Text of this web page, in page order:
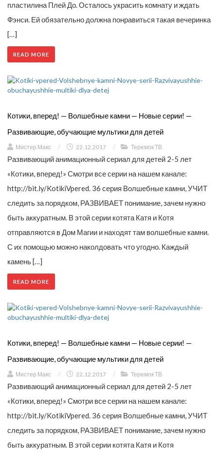
пластилина Плей До. Осталось украсить комнату и ждать
Фэнси. Ей обязательно должна понравиться такая вечеринка
[…]
READ MORE
Котики, вперед! — Волшебные камни — Новые серии! —
Развивающие, обучающие мультики для детей
Мистер Макс / 22.12.2017 / Теремок ТВ
Развивающий анимационный сериал для детей 2-5 лет
«Котики, вперед!» Смотри все серии на нашем канале:
http://bit.ly/KotikiVpered. 36 серия Волшебные камни, УЧИТ
следить за порядком, РАЗВИВАЕТ понимание, зачем нужно
быть аккуратным. В этой серии котята Катя и Котя
отправляются в Дом Магии и находят там волшебные камни.
С их помощью можно наколдовать что угодно. Каждый
камень […]
READ MORE
Котики, вперед! — Волшебные камни — Новые серии! —
Развивающие, обучающие мультики для детей
Мистер Макс / 22.12.2017 / Теремок ТВ
Развивающий анимационный сериал для детей 2-5 лет
«Котики, вперед!» Смотри все серии на нашем канале:
http://bit.ly/KotikiVpered. 36 серия Волшебные камни, УЧИТ
следить за порядком, РАЗВИВАЕТ понимание, зачем нужно
быть аккуратным. В этой серии котята Катя и Котя